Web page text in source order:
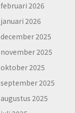
februari 2026
januari 2026
december 2025
november 2025
oktober 2025
september 2025
augustus 2025